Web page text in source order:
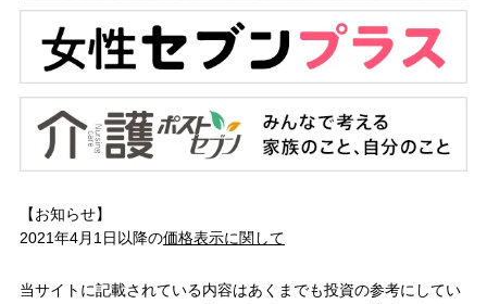
【お知らせ】
2021年4月1日以降の価格表示に関して
当サイトに記載されている内容はあくまでも投資の参考にしてい